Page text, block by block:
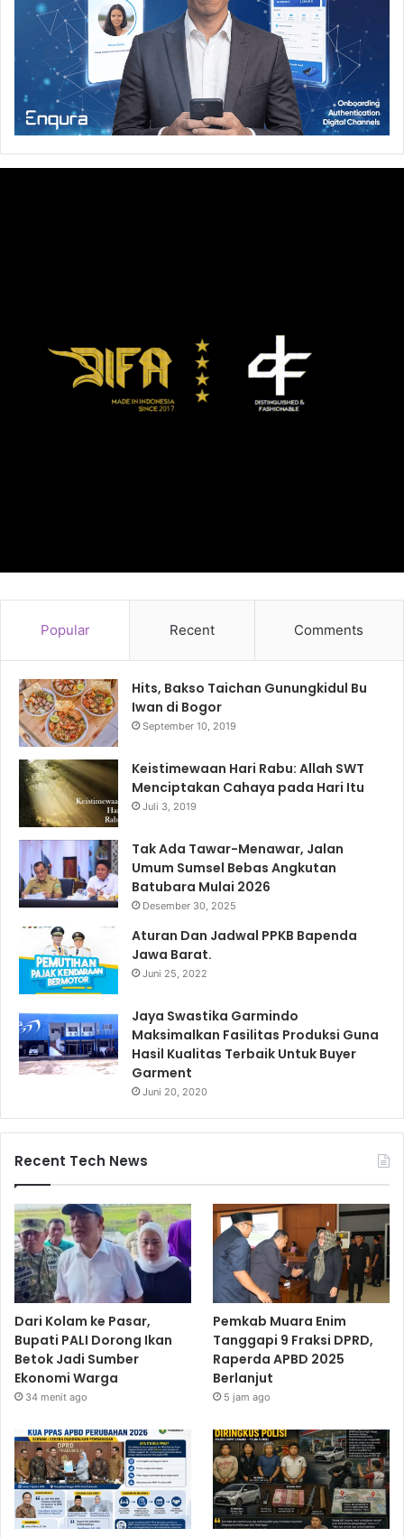
Popular Recent Comments
Hits, Bakso Taichan Gunungkidul Bu
Iwan di Bogor
September 10, 2019
Keistimewaan Hari Rabu: Allah SWT
Menciptakan Cahaya pada Hari Itu
Juli 3, 2019
Tak Ada Tawar-Menawar, Jalan
Umum Sumsel Bebas Angkutan
Batubara Mulai 2026
Desember 30, 2025
Aturan Dan Jadwal PPKB Bapenda
Jawa Barat.
Juni 25, 2022
Jaya Swastika Garmindo
Maksimalkan Fasilitas Produksi Guna
Hasil Kualitas Terbaik Untuk Buyer
Garment
Juni 20, 2020
Recent Tech News
Dari Kolam ke Pasar,
Bupati PALI Dorong Ikan
Betok Jadi Sumber
Ekonomi Warga
34 menit ago
Pemkab Muara Enim
Tanggapi 9 Fraksi DPRD,
Raperda APBD 2025
Berlanjut
5 jam ago